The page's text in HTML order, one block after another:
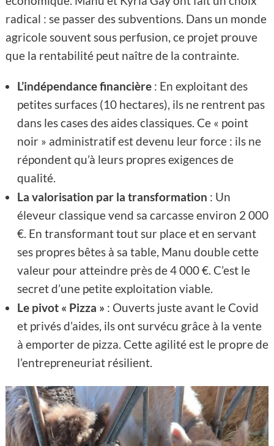
radical : se passer des subventions. Dans un monde
agricole souvent sous perfusion, ce projet prouve
que la rentabilité peut naître de la contrainte.
L’indépendance financière: En exploitant des
petites surfaces (10 hectares), ils ne rentrent pas
dans les cases des aides classiques. Ce « point
noir » administratif est devenu leur force : ils ne
répondent qu’à leurs propres exigences de
qualité.
La valorisation par la transformation : Un
éleveur classique vend sa carcasse environ 2 000
€. En transformant tout sur place et en servant
ses propres bêtes à sa table, Manu double cette
valeur pour atteindre près de 4 000 €. C’est le
secret d’une petite exploitation viable.
Le pivot « Pizza » : Ouverts juste avant le Covid
et privés d’aides, ils ont survécu grâce à la vente
à emporter de pizza. Cette agilité est le propre de
l’entrepreneuriat résilient.